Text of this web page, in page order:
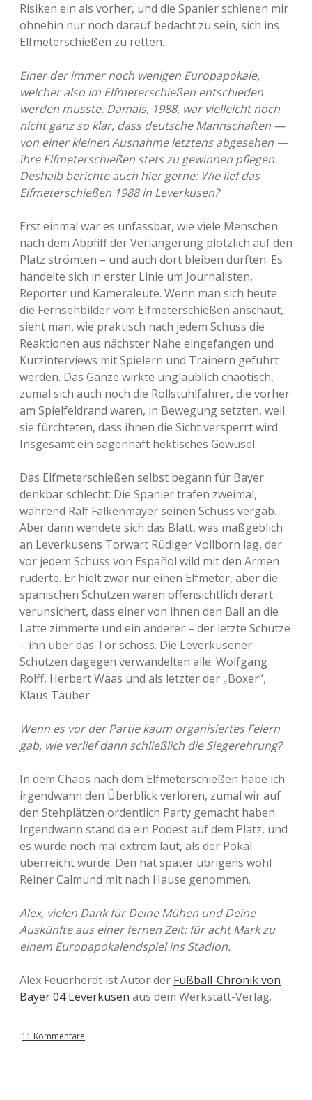
Risiken ein als vorher, und die Spanier schienen mir
ohnehin nur noch darauf bedacht zu sein, sich ins
Elfmeterschießen zu retten.
Einer der immer noch wenigen Europapokale,
welcher also im Elfmeterschießen entschieden
werden musste. Damals, 1988, war vielleicht noch
nicht ganz so klar, dass deutsche Mannschaften —
von einer kleinen Ausnahme letztens abgesehen —
ihre Elfmeterschießen stets zu gewinnen pflegen.
Deshalb berichte auch hier gerne: Wie lief das
Elfmeterschießen 1988 in Leverkusen?
Erst einmal war es unfassbar, wie viele Menschen
nach dem Abpfiff der Verlängerung plötzlich auf den
Platz strömten – und auch dort bleiben durften. Es
handelte sich in erster Linie um Journalisten,
Reporter und Kameraleute. Wenn man sich heute
die Fernsehbilder vom Elfmeterschießen anschaut,
sieht man, wie praktisch nach jedem Schuss die
Reaktionen aus nächster Nähe eingefangen und
Kurzinterviews mit Spielern und Trainern geführt
werden. Das Ganze wirkte unglaublich chaotisch,
zumal sich auch noch die Rollstuhlfahrer, die vorher
am Spielfeldrand waren, in Bewegung setzten, weil
sie fürchteten, dass ihnen die Sicht versperrt wird.
Insgesamt ein sagenhaft hektisches Gewusel.
Das Elfmeterschießen selbst begann für Bayer
denkbar schlecht: Die Spanier trafen zweimal,
während Ralf Falkenmayer seinen Schuss vergab.
Aber dann wendete sich das Blatt, was maßgeblich
an Leverkusens Torwart Rüdiger Vollborn lag, der
vor jedem Schuss von Español wild mit den Armen
ruderte. Er hielt zwar nur einen Elfmeter, aber die
spanischen Schützen waren offensichtlich derart
verunsichert, dass einer von ihnen den Ball an die
Latte zimmerte und ein anderer – der letzte Schütze
– ihn über das Tor schoss. Die Leverkusener
Schützen dagegen verwandelten alle: Wolfgang
Rolff, Herbert Waas und als letzter der „Boxer“,
Klaus Täuber.
Wenn es vor der Partie kaum organisiertes Feiern
gab, wie verlief dann schließlich die Siegerehrung?
In dem Chaos nach dem Elfmeterschießen habe ich
irgendwann den Überblick verloren, zumal wir auf
den Stehplätzen ordentlich Party gemacht haben.
Irgendwann stand da ein Podest auf dem Platz, und
es wurde noch mal extrem laut, als der Pokal
überreicht wurde. Den hat später übrigens wohl
Reiner Calmund mit nach Hause genommen.
Alex, vielen Dank für Deine Mühen und Deine
Auskünfte aus einer fernen Zeit: für acht Mark zu
einem Europapokalendspiel ins Stadion.
Alex Feuerherdt ist Autor der Fußball-Chronik von
Bayer 04 Leverkusen aus dem Werkstatt-Verlag.
11 Kommentare